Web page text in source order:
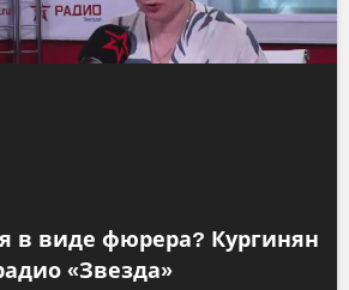
в виде фюрера? Кургинян
«Звезда»